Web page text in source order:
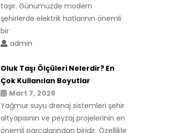
taşır. Günümüzde modern
şehirlerde elektrik hatlarının önemli
bir
admin
Oluk Taşı Ölçüleri Nelerdir? En
Çok Kullanılan Boyutlar
Mart 7, 2026
Yağmur suyu drenaj sistemleri şehir
altyapısının ve peyzaj projelerinin en
önemli parçalarından biridir. Özellikle